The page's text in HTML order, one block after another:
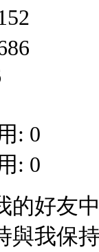
: 0
: 0
的好友
與我保